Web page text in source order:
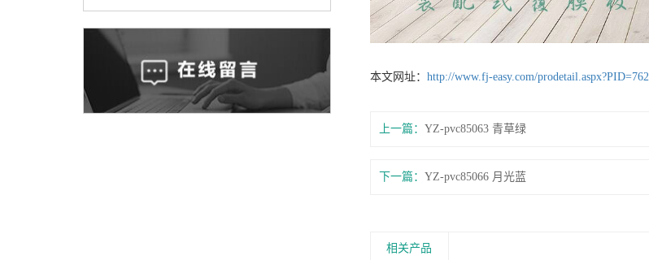
本文网址： http://www.fj-easy.com/prodetail.aspx?PID=762
上一篇： YZ-pvc85063 青草绿
下一篇： YZ-pvc85066 月光蓝
相关产品